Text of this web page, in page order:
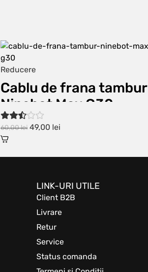
Reducere
Cablu de frana tambur
Ninebot Max G30
60,00lei 49,00 lei
LINK-URI UTILE
Client B2B
Livrare
Retur
Service
Status comanda